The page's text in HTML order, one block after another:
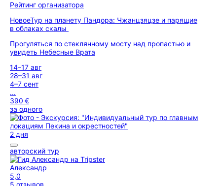
Рейтинг организатора
НовоеТур на планету Пандора: Чжанцзяцзе и парящие
в облаках скалы
Прогуляться по стеклянному мосту над пропастью и
увидеть Небесные Врата
14–17 авг
28–31 авг
4–7 сент
...
390 €
за одного
2 дня
авторский тур
Александр
5,0
5 отзывов